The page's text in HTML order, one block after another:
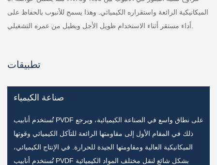
الميكانيكية الرائعة واستقراره الكيميائي. وهذا يسمح للأنبوب بالحفاظ على
أداء مستقر أثناء الاستخدام طويل الأجل ويطيل من عمره التشغيلي.
تطبيقات
صناعة الكيمياء
تُستخدم أنابيب PVDF على نطاق واسع في الصناعة الكيميائية، ويرجع
ذلك في المقام الأول إلى مقاومتها الرائعة للتآكل الكيميائي وقوتها
الميكانيكية العالية ومقاومتها الجيدة للحرارة. في الإنتاج الكيميائي،
تُستخدم أنابيب PVDF بشكل شائع لنقل مختلف المواد الكيميائية